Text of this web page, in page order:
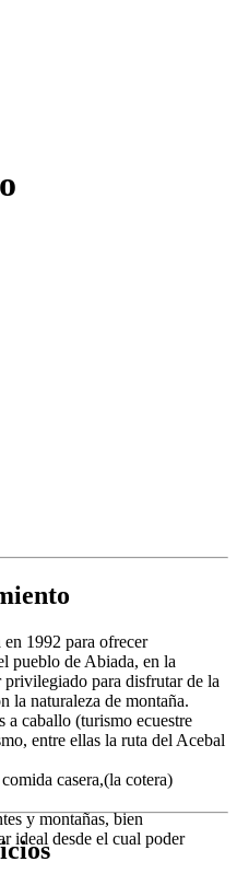
1992 para ofrecer
pueblo de Abiada, en la
para disfrutar de la
la naturaleza de montaña.
a caballo (turismo ecuestre
entre ellas la ruta del Acebal
casera,(la cotera)
y montañas, bien
ideal desde el cual poder